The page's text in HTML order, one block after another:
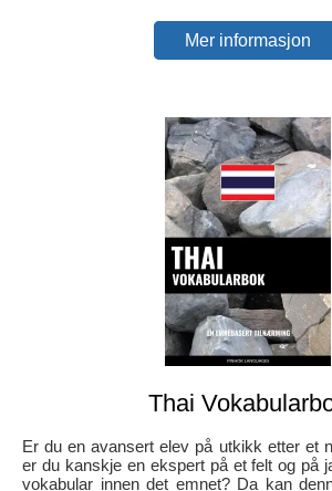
Mer informasjon
Thai
Er du en avansert elev på utkikk etter et
er du kanskje en ekspert på et felt og på
vokabular innen det emnet? Da kan